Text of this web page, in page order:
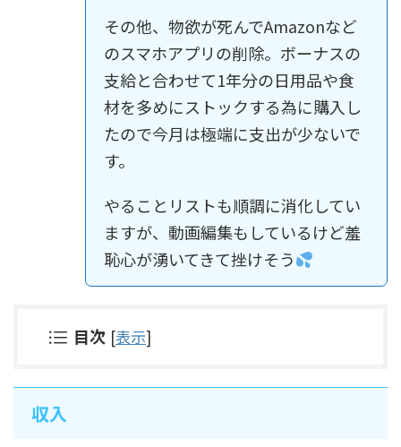
その他、物欲が死んでAmazonなど
のスマホアプリの削除。ボーナスの
支給と合わせて1年分の日用品や食
材を多めにストックする為に購入し
たので今月は極端に支出が少ないで
す。
やることリストも順調に消化してい
ますが、動画編集もしているけど羞
恥心が湧いてきて挫けそう
目次 [表示]
収入